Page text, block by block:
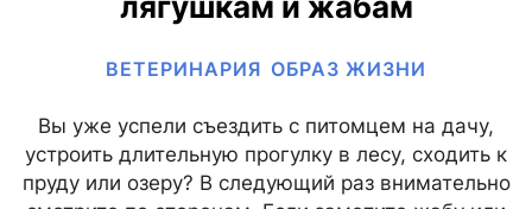
ВЕТЕРИНАРИЯ ОБРАЗ ЖИЗНИ
Вы уже успели съездить с питомцем на дачу,
устроить длительную прогулку в лесу, сходить к
пруду или озеру? В следующий раз внимательно